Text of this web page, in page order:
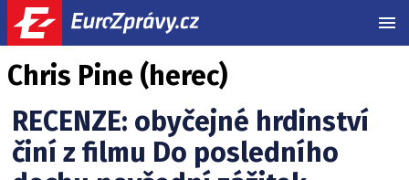
Chris Pine (herec)
RECENZE: obyčejné hrdinství
činí z filmu Do posledního